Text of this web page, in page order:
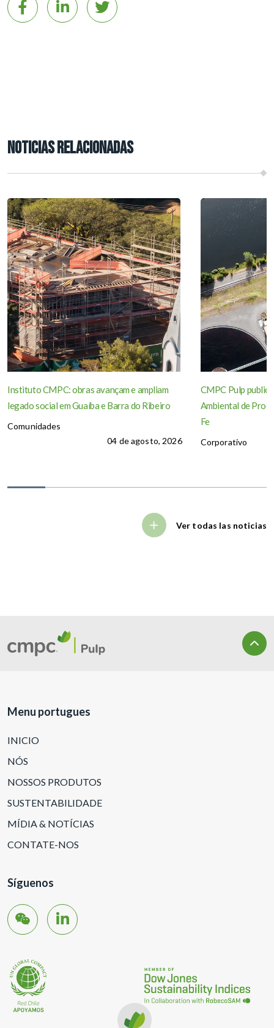
NOTICIAS RELACIONADAS
Instituto CMPC: obras avançam e ampliam
legado social em Guaíba e Barra do Ribeiro
Comunidades
04 de agosto, 2026
CMPC Pulp
Ambiental de
Fe
Corporativo
Ver todas las noticias
Menu portugues
INICIO
NÓS
NOSSOS PRODUTOS
SUSTENTABILIDADE
MÍDIA & NOTÍCIAS
CONTATE-NOS
Síguenos